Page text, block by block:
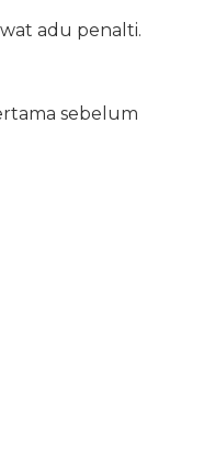
adu penalti.
sebelum